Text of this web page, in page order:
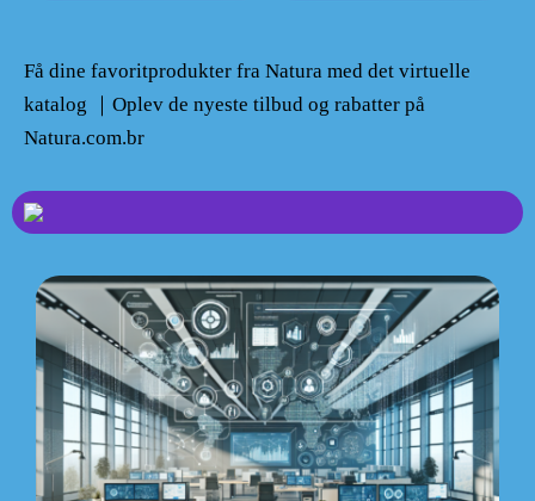
Få dine favoritprodukter fra Natura med det virtuelle
katalog ｜Oplev de nyeste tilbud og rabatter på
Natura.com.br